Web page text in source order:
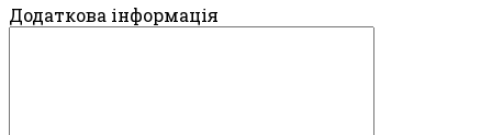
Додаткова інформація